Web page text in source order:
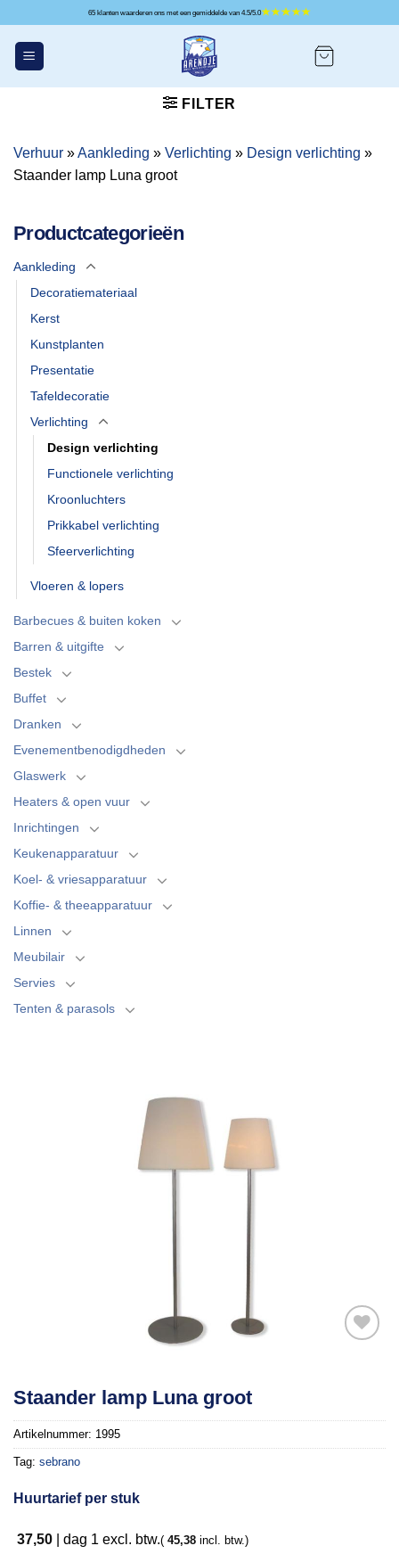
inhoud
65 klanten waarderen ons met een gemiddelde van 4.5/5.0
FILTER
Verhuur »Aankleding » Verlichting » Design verlichting »
Staander lamp Luna groot
Productcategorieën
Aankleding
Decoratiemateriaal
Kerst
Kunstplanten
Presentatie
Tafeldecoratie
Verlichting
Design verlichting
Functionele verlichting
Kroonluchters
Prikkabel verlichting
Sfeerverlichting
Vloeren & lopers
Barbecues & buiten koken
Barren & uitgifte
Bestek
Buffet
Dranken
Evenementbenodigdheden
Glaswerk
Heaters & open vuur
Inrichtingen
Keukenapparatuur
Koel- & vriesapparatuur
Koffie- & theeapparatuur
Linnen
Meubilair
Servies
Tenten & parasols
verlanglijst
Staander lamp Luna groot
Artikelnummer: 1995
Tag: sebrano
Huurtarief per stuk
37,50 dag 1 excl. btw.( 45,38 incl. btw.)